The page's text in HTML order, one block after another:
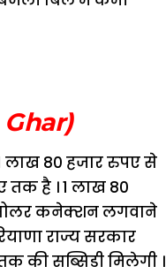
)
लाख 80 हजार रुपए से
है । 1 लाख 80
कनेक्शन लगवाने
राज्य सरकार
की सब्सिडी मिलेगी ।